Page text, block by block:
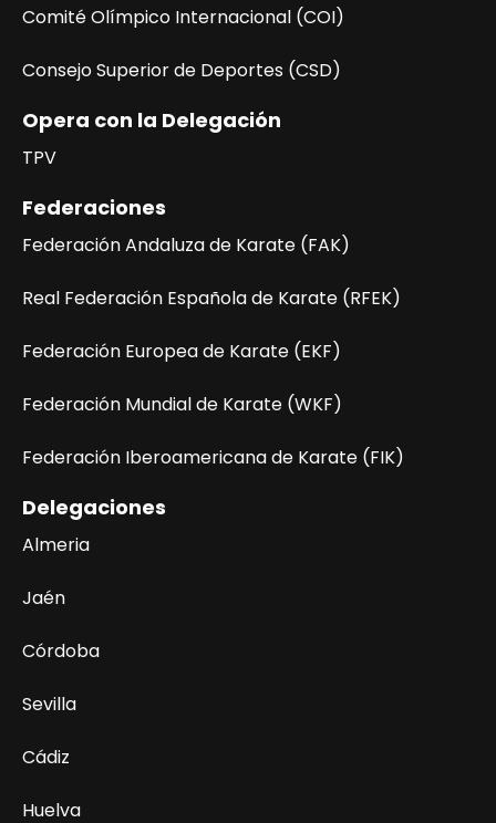
e
t
Comité Olímpico Internacional (COI)
Consejo Superior de Deportes (CSD)
Opera con la Delegación
TPV
Federaciones
Federación Andaluza de Karate (FAK)
Real Federación Española de Karate (RFEK)
Federación Europea de Karate (EKF)
Federación Mundial de Karate (WKF)
Federación Iberoamericana de Karate (FIK)
Delegaciones
Almeria
Jaén
Córdoba
Sevilla
Cádiz
Huelva